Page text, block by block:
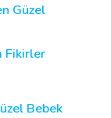
Güzel
Fikirler
Bebek